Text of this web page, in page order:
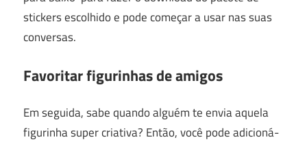
stickers escolhido e pode começar a usar nas suas
conversas.
Favoritar figurinhas de amigos
Em seguida, sabe quando alguém te envia aquela
figurinha super criativa? Então, você pode adicioná-